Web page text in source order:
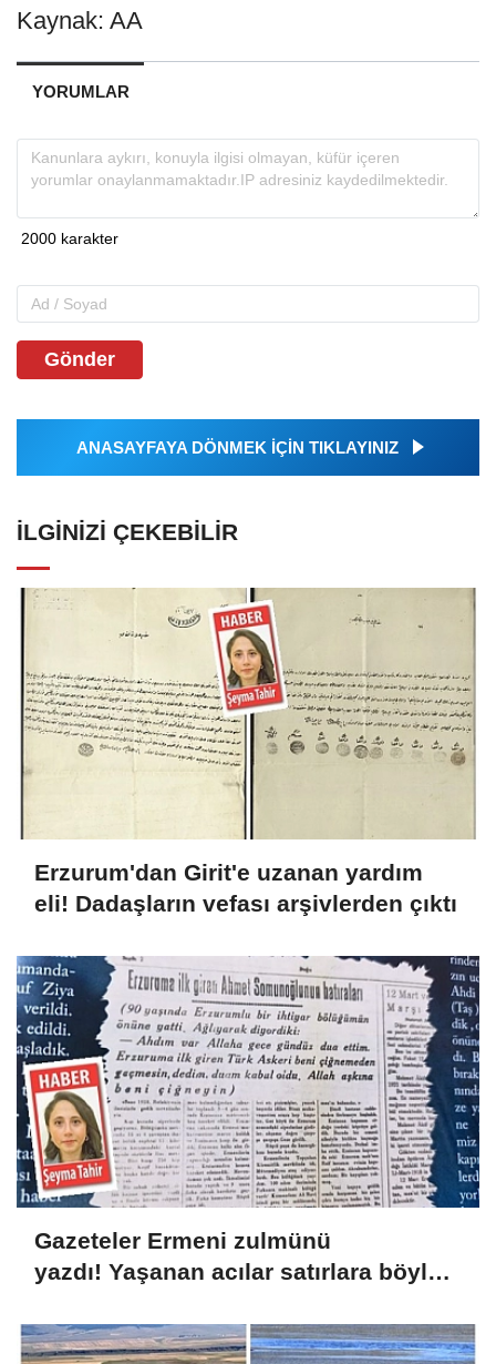
Kaynak: AA
YORUMLAR
Gönder
ANASAYFAYA DÖNMEK İÇİN TIKLAYINIZ
İLGINIZI ÇEKEBILIR
Erzurum'dan Girit'e uzanan yardım
eli! Dadaşların vefası arşivlerden çıktı
Gazeteler Ermeni zulmünü
yazdı! Yaşanan acılar satırlara böyle